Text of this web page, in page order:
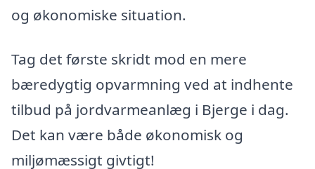
og økonomiske situation.
Tag det første skridt mod en mere
bæredygtig opvarmning ved at indhente
tilbud på jordvarmeanlæg i Bjerge i dag.
Det kan være både økonomisk og
miljømæssigt givtigt!